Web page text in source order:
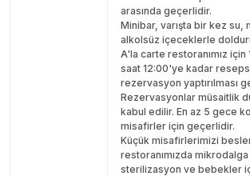
arasında geçerlidir.
Minibar, varışta bir kez su,
alkolsüz içeceklerle
A'la carte restoranımız
saat 12:00'ye kadar
rezervasyon yaptırılması
Rezervasyonlar müsaitlik
kabul edilir. En az 5 gece
misafirler için geçerlidir.
Küçük misafirlerimizi
restoranımızda mikrodalga
sterilizasyon ve bebekler